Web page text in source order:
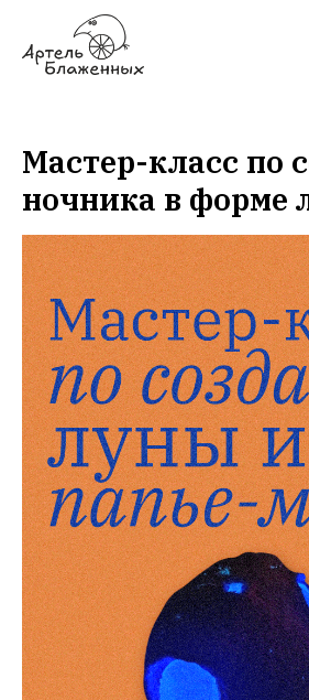
Мастер-класс по
ночника в форме